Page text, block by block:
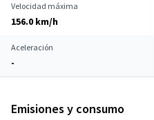
Velocidad máxima
156.0 km/h
Aceleración
-
Emisiones y consumo